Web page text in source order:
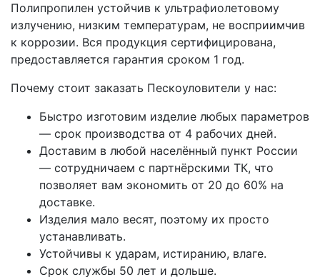
Полипропилен устойчив к ультрафиолетовому
излучению, низким температурам, не восприимчив
к коррозии. Вся продукция сертифицирована,
предоставляется гарантия сроком 1 год.
Почему стоит заказать Пескоуловители у нас:
Быстро изготовим изделие любых параметров
— срок производства от 4 рабочих дней.
Доставим в любой населённый пункт России
— сотрудничаем с партнёрскими ТК, что
позволяет вам экономить от 20 до 60% на
доставке.
Изделия мало весят, поэтому их просто
устанавливать.
Устойчивы к ударам, истиранию, влаге.
Срок службы 50 лет и дольше.